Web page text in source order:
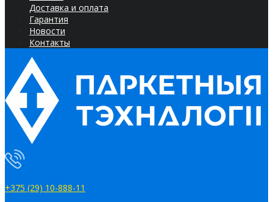
Доставка и оплата
Гарантия
Новости
Контакты
+375 (29) 10-888-11